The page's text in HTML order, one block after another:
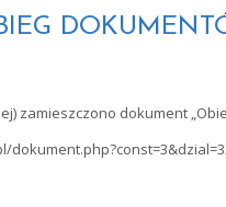
zamieszczono dokument